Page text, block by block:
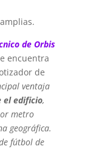
de Orbis
encuentra
de
ventaja
el edificio,
metro
geográfica.
fútbol de